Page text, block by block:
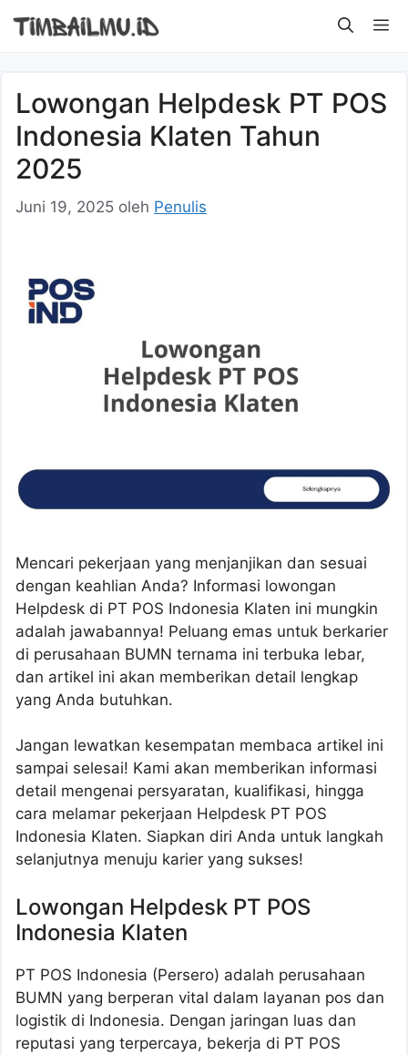
Lowongan Helpdesk PT POS
Indonesia Klaten Tahun
2025
Juni 19, 2025 oleh Penulis
Mencari pekerjaan yang menjanjikan dan sesuai
dengan keahlian Anda? Informasi lowongan
Helpdesk di PT POS Indonesia Klaten ini mungkin
adalah jawabannya! Peluang emas untuk berkarier
di perusahaan BUMN ternama ini terbuka lebar,
dan artikel ini akan memberikan detail lengkap
yang Anda butuhkan.
Jangan lewatkan kesempatan membaca artikel ini
sampai selesai! Kami akan memberikan informasi
detail mengenai persyaratan, kualifikasi, hingga
cara melamar pekerjaan Helpdesk PT POS
Indonesia Klaten. Siapkan diri Anda untuk langkah
selanjutnya menuju karier yang sukses!
Lowongan Helpdesk PT POS
Indonesia Klaten
PT POS Indonesia (Persero) adalah perusahaan
BUMN yang berperan vital dalam layanan pos dan
logistik di Indonesia. Dengan jaringan luas dan
reputasi yang terpercaya, bekerja di PT POS